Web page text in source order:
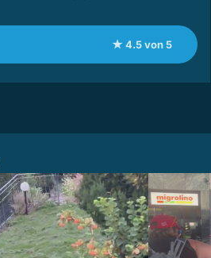
★ 4.5 von 5